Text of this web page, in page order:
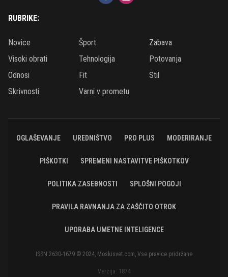
RUBRIKE:
Novice Šport
Zabava
Visoki obrati
Tehnologija
Potovanja
Odnosi
Fit
Stil
Skrivnosti
Varni v prometu
OGLAŠEVANJE UREDNIŠTVO PRO PLUS MODERIRANJE
PIŠKOTKI SPREMENI NASTAVITVE PIŠKOTKOV
POLITIKA ZASEBNOSTI SPLOŠNI POGOJI
PRAVILA RAVNANJA ZA ZAŠČITO OTROK
UPORABA UMETNE INTELIGENCE
ISSN 2630-1679 © 2024, Moskisvet.com, Vse pravice pridržane
Verzija: 1874